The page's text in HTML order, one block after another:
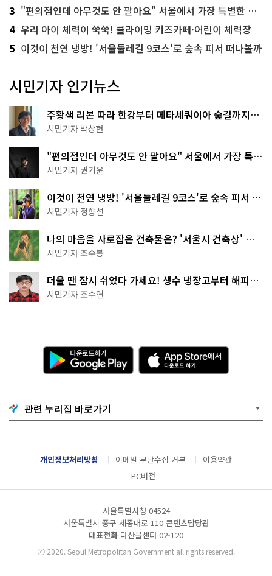
3 "편의점인데 아무것도 안 팔아요" 서울에서 가장 특별한 편의점의 정체
4 우리 아이 체력이 쑥쑥! 클라이밍 키즈카페·어린이 체력장
5 이것이 천연 냉방! '서울둘레길 9코스'로 숲속 피서 떠나볼까
시민기자 인기뉴스
주황색 리본 따라 한강부터 메타세쿼이아 숲길까지…
서울둘레길 15코스
시민기자 박상현
"편의점인데 아무것도 안 팔아요" 서울에서 가장 특별
한 편의점의 정체
시민기자 권기윤
이것이 천연 냉방! '서울둘레길 9코스'로 숲속 피서 떠
나볼까
시민기자 정향선
나의 마음을 사로잡은 건축물은? '서울시 건축상' 수
상작 공개!
시민기자 조수봉
더울 땐 잠시 쉬었다 가세요! 생수 냉장고부터 해피소
·무더위쉼터까지
시민기자 조수연
다
운
로
기
G
o
g
l
e
A
p
p
e
서
다
운
관련 누리집 바로가기
개인정보처리방침 이메일 무단수집 거부
이용약관
PC버전
서울특별시청 04524
서울특별시 중구 세종대로 110 콘텐츠담당관
대표전화 다산콜센터 02-120
ⓒ2020. Seoul Metropolitan Government all rights reserved.